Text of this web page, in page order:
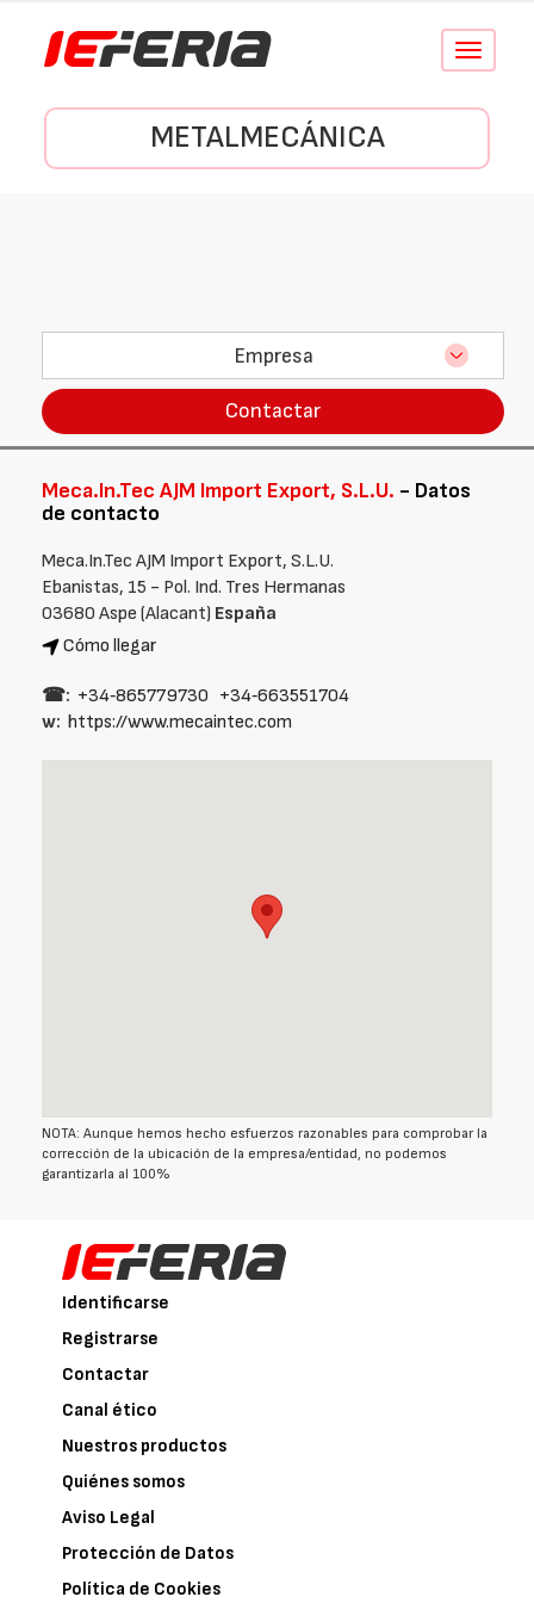
Conmutar
METALMECÁNICA
Empresa
Contactar
Meca.In.Tec AJM Import Export, S.L.U. - Datos
de contacto
Meca.In.Tec AJM Import Export, S.L.U.
Ebanistas, 15 - Pol. Ind. Tres Hermanas
03680 Aspe (Alacant) España
Cómo llegar
☎: +34‑865779730 +34‑663551704
w: https://www.mecaintec.com
NOTA: Aunque hemos hecho esfuerzos razonables para comprobar la
corrección de la ubicación de la empresa/entidad, no podemos
garantizarla al 100%
Identificarse
Registrarse
Contactar
Canal ético
Nuestros productos
Quiénes somos
Aviso Legal
Protección de Datos
Política de Cookies